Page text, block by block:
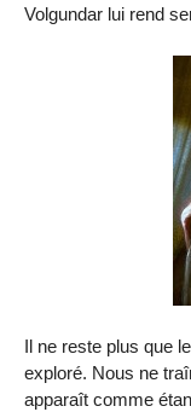
Volgundar lui rend
Il ne reste plus que
exploré. Nous ne
apparaît comme